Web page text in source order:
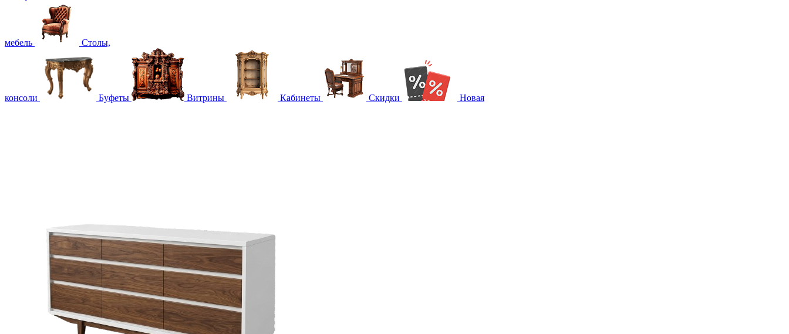
мебель Столы,
консоли Буфеты Витрины Кабинеты Скидки Новая